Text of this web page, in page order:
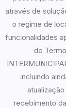
através de
o regime de
funcionalidades
do
incluindo
recebimento